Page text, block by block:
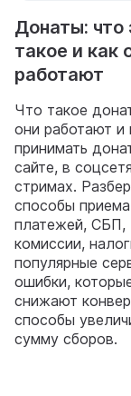
Донаты: что
такое и как
работают
Что такое
они работают и
принимать
сайте, в
стримах.
способы приема
платежей, СБП,
комиссии,
популярные
ошибки,
снижают
способы
сумму сборов.